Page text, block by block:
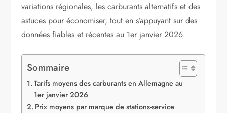
variations régionales, les carburants alternatifs et des
astuces pour économiser, tout en s’appuyant sur des
données fiables et récentes au 1er janvier 2026.
Sommaire
Tarifs moyens des carburants en Allemagne au
1er janvier 2026
Prix moyens par marque de stations-service